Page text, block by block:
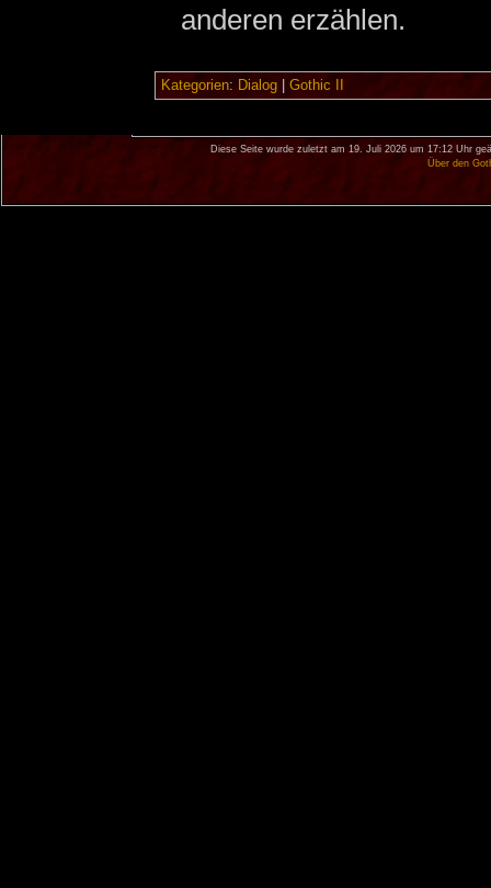
anderen erzählen.
Kategorien: Dialog| Gothic II
Diese Seite wurde zuletzt am 19. Juli 2026 um 17:12 Uhr
Über den